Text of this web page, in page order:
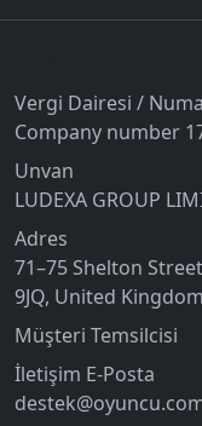
Vergi Dairesi /
Company number
Unvan
LUDEXA GROUP
Adres
71–75 Shelton
9JQ, United Kingdom
Müşteri Temsilcisi
İletişim E-Posta